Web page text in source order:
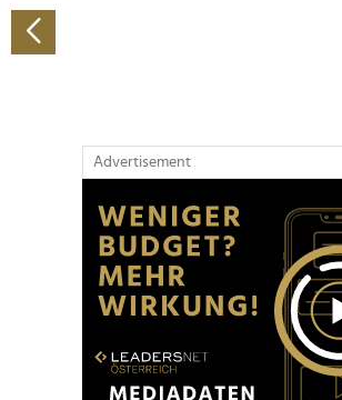
haben oder die sie im Rahmen Ihrer
gesammelt haben.
Advertisement